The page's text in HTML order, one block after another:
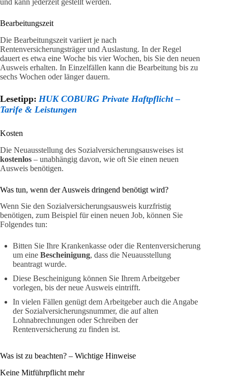
und kann jederzeit gestellt werden.
Bearbeitungszeit
Die Bearbeitungszeit variiert je nach
Rentenversicherungsträger und Auslastung. In der Regel
dauert es etwa eine Woche bis vier Wochen, bis Sie den neuen
Ausweis erhalten. In Einzelfällen kann die Bearbeitung bis zu
sechs Wochen oder länger dauern.
Lesetipp: HUK COBURG Private Haftpflicht –
Tarife & Leistungen
Kosten
Die Neuausstellung des Sozialversicherungsausweises ist
kostenlos – unabhängig davon, wie oft Sie einen neuen
Ausweis benötigen.
Was tun, wenn der Ausweis dringend benötigt wird?
Wenn Sie den Sozialversicherungsausweis kurzfristig
benötigen, zum Beispiel für einen neuen Job, können Sie
Folgendes tun:
Bitten Sie Ihre Krankenkasse oder die Rentenversicherung
um eine Bescheinigung, dass die Neuausstellung
beantragt wurde.
Diese Bescheinigung können Sie Ihrem Arbeitgeber
vorlegen, bis der neue Ausweis eintrifft.
In vielen Fällen genügt dem Arbeitgeber auch die Angabe
der Sozialversicherungsnummer, die auf alten
Lohnabrechnungen oder Schreiben der
Rentenversicherung zu finden ist.
Was ist zu beachten? – Wichtige Hinweise
Keine Mitführpflicht mehr